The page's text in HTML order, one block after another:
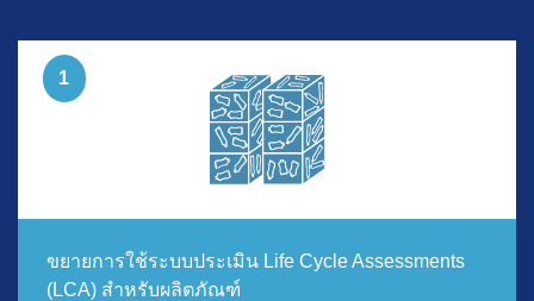
ขยายการใช้ระบบประเมิน Life Cycle Assessments
(LCA) สำหรับผลิตภัณฑ์